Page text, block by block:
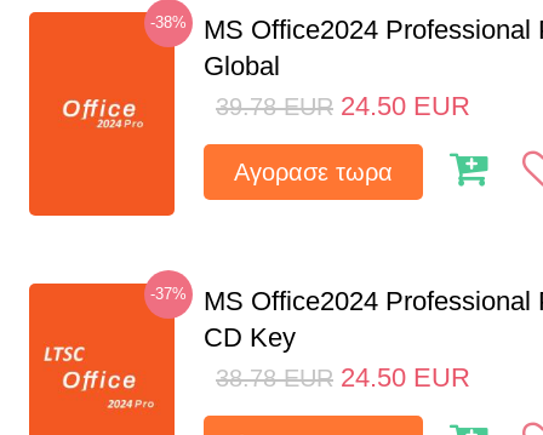
-38%
MS Office2024 Professional
Global
39.78 EUR 24.50 EUR
Αγορασε τωρα
-37%
MS Office2024 Professional
CD Key
38.78 EUR 24.50 EUR